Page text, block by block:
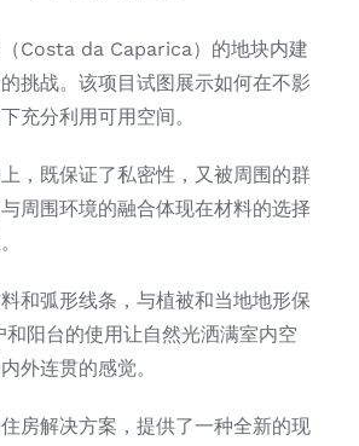
Costa da Caparica）的地块内建
挑战。该项目试图展示如何在不影
充分利用可用空间。
，既保证了私密性，又被周围的群
周围环境的融合体现在材料的选择
和弧形线条，与植被和当地地形保
阳台的使用让自然光洒满室内空
外连贯的感觉。
房解决方案，提供了一种全新的现